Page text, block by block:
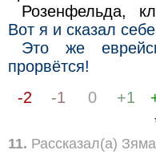
Розенфельда,
Вот я и сказал
Это же
прорвётся!
-2
-1 0 +1
11. Рассказал(а) Зяма